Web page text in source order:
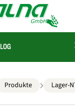
Produkte Lager-